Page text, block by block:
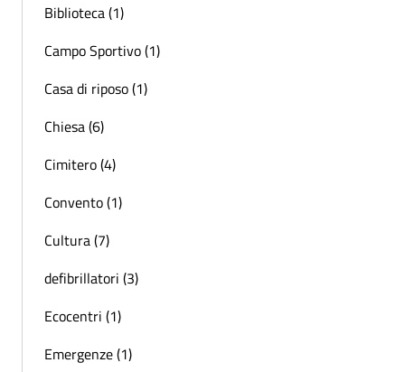
Biblioteca (1)
Campo Sportivo (1)
Casa di riposo (1)
Chiesa (6)
Cimitero (4)
Convento (1)
Cultura (7)
defibrillatori (3)
Ecocentri (1)
Emergenze (1)